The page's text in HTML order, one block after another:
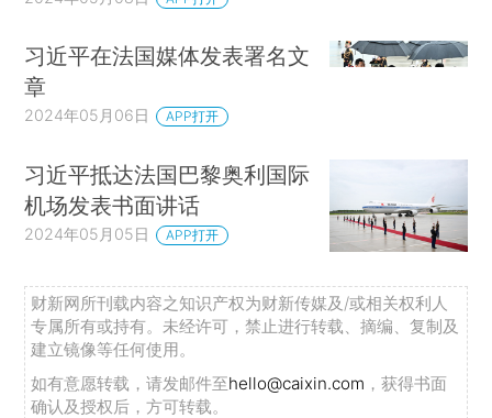
习近平在法国媒体发表署名文
章
2024年05月06日 APP打开
习近平抵达法国巴黎奥利国际
机场发表书面讲话
2024年05月05日 APP打开
财新网所刊载内容之知识产权为财新传媒及/或相关权利人
专属所有或持有。未经许可，禁止进行转载、摘编、复制及
建立镜像等任何使用。
如有意愿转载，请发邮件至hello@caixin.com ，获得书面
确认及授权后，方可转载。